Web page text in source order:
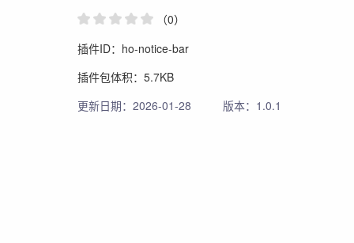
（0）
插件ID：ho-notice-bar
插件包体积：5.7KB
更新日期：2026-01-28
版本：1.0.1